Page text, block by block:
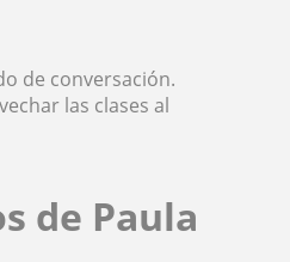
de conversación.
las clases al
de Paula